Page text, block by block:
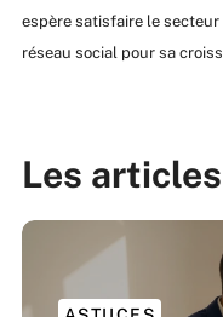
espère satisfaire le
réseau social pour sa
Les